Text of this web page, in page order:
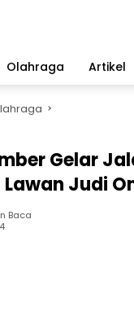
Olahraga Artikel
Gelar
Lawan Judi
Baca